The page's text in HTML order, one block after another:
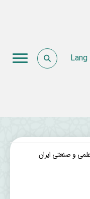
Lang
و صنعتی ایران